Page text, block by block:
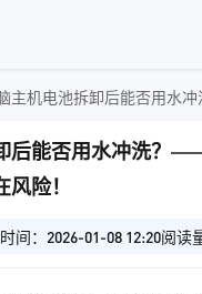
主机电池拆卸后能否用水
后能否用水冲洗？
险！
间：2026-01-08 12:20阅读